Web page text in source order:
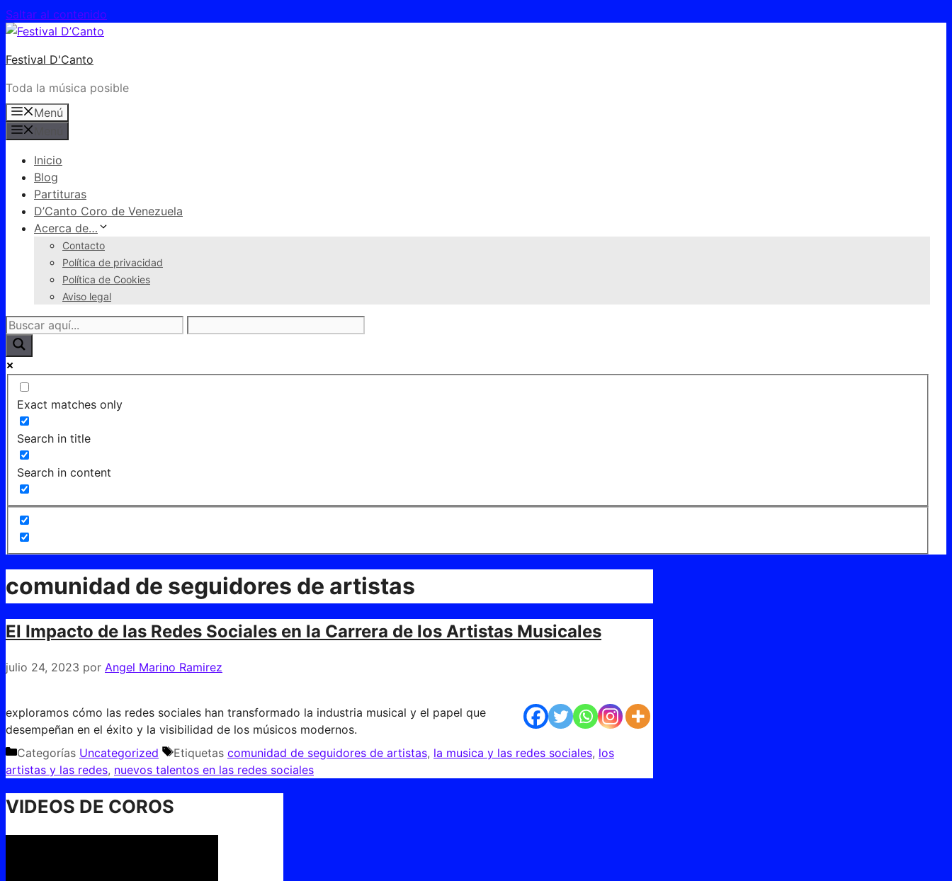
Saltar al contenido
Festival D'Canto
Toda la música posible
Menú
Inicio
Blog
Partituras
D’Canto Coro de Venezuela
Acerca de…
Contacto
Política de privacidad
Política de Cookies
Aviso legal
Exact matches only
Search in title
Search in content
comunidad de seguidores de artistas
El Impacto de las Redes Sociales en la Carrera de los Artistas Musicales
julio 24, 2023 por Angel Marino Ramirez
exploramos cómo las redes sociales han transformado la industria musical y el papel que
desempeñan en el éxito y la visibilidad de los músicos modernos.
Categorías Uncategorized Etiquetas comunidad de seguidores de artistas, la musica y las redes sociales, los
artistas y las redes, nuevos talentos en las redes sociales
VIDEOS DE COROS